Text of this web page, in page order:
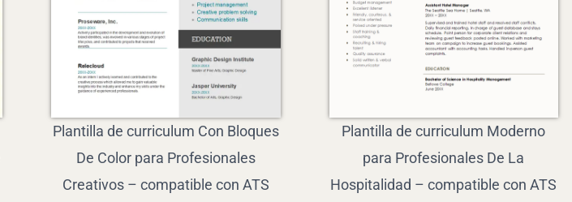
Plantilla de curriculum Con Bloques
De Color para Profesionales
Creativos – compatible con ATS
Plantilla de curriculum Moderno
para Profesionales De La
Hospitalidad – compatible con ATS